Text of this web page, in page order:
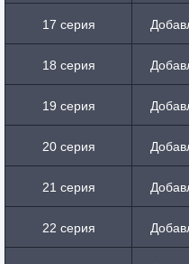
17 серия
18 серия
19 серия
20 серия
21 серия
22 серия